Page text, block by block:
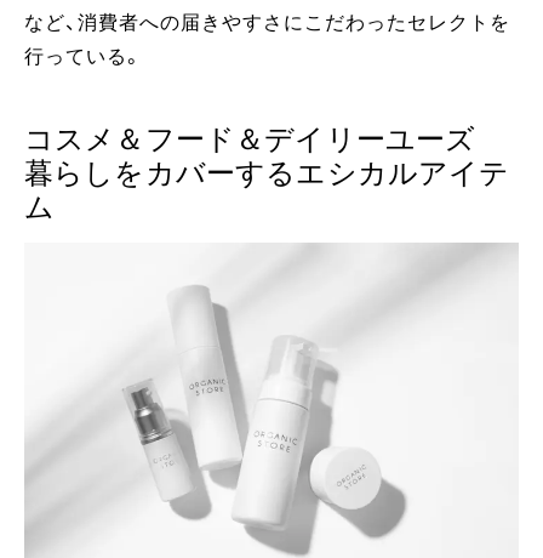
など、消費者への届きやすさにこだわったセレクトを
行っている。
コスメ＆フード＆デイリーユーズ
暮らしをカバーするエシカルアイテ
ム